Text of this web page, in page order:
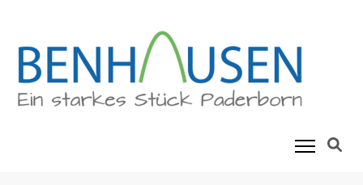
content
(Press
Enter)